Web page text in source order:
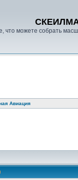
что можете собрать
Авиация